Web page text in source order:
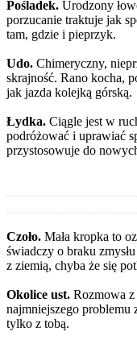
Pośladek. Urodzony
porzucanie traktuje jak
tam, gdzie i pieprzyk.
Udo. Chimeryczny,
skrajność. Rano kocha,
jak jazda kolejką górską.
Łydka. Ciągle jest w
podróżować i uprawiać
przystosowuje do
Czoło. Mała kropka to
świadczy o braku
z ziemią, chyba że się
Okolice ust. Rozmowa
najmniejszego
tylko z tobą.